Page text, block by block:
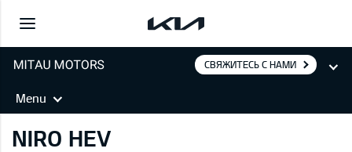
СВЯЖИТЕСЬ С НАМИ
Menu
NIRO HEV